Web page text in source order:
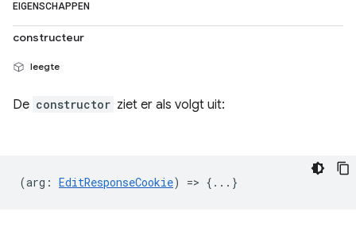
EIGENSCHAPPEN
constructeur
leegte
De constructor ziet er als volgt uit:
(arg : EditResponseCookie) => {...}